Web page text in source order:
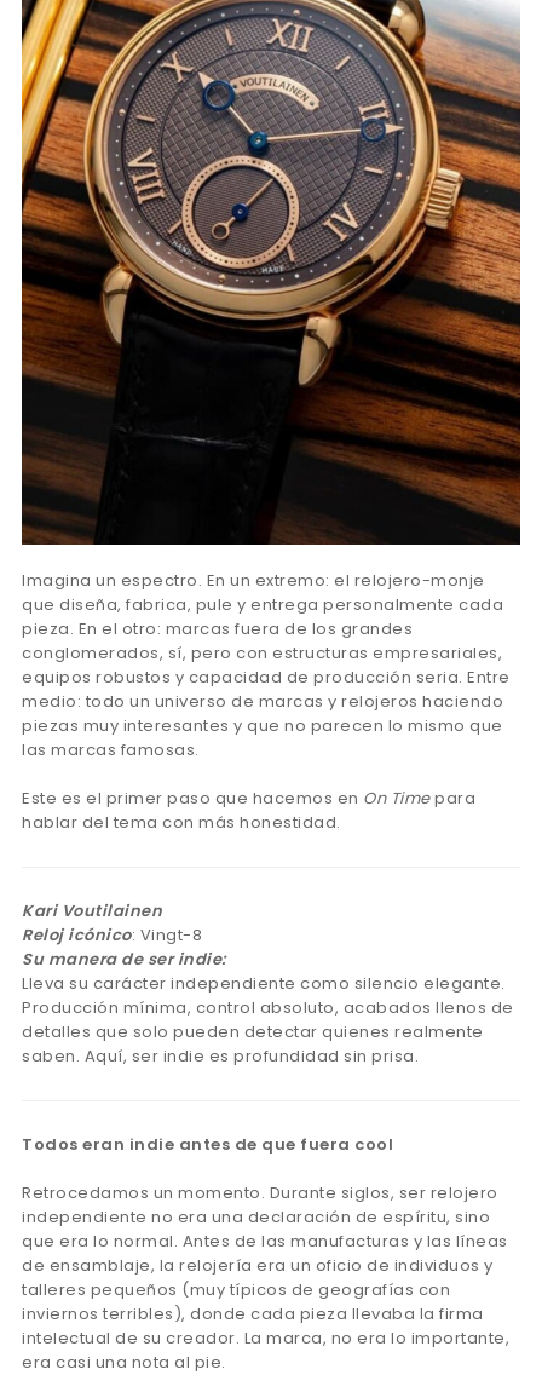
Imagina un espectro. En un extremo: el relojero-monje
que diseña, fabrica, pule y entrega personalmente cada
pieza. En el otro: marcas fuera de los grandes
conglomerados, sí, pero con estructuras empresariales,
equipos robustos y capacidad de producción seria. Entre
medio: todo un universo de marcas y relojeros haciendo
piezas muy interesantes y que no parecen lo mismo que
las marcas famosas.
Este es el primer paso que hacemos en On Timepara
hablar del tema con más honestidad.
Kari Voutilainen
Reloj icónico: Vingt-8
Su manera de ser indie:
Lleva su carácter independiente como silencio elegante.
Producción mínima, control absoluto, acabados llenos de
detalles que solo pueden detectar quienes realmente
saben. Aquí, ser indie es profundidad sin prisa.
Todos eran indie antes de que fuera cool
Retrocedamos un momento. Durante siglos, ser relojero
independiente no era una declaración de espíritu, sino
que era lo normal. Antes de las manufacturas y las líneas
de ensamblaje, la relojería era un oficio de individuos y
talleres pequeños (muy típicos de geografías con
inviernos terribles), donde cada pieza llevaba la firma
intelectual de su creador. La marca, no era lo importante,
era casi una nota al pie.